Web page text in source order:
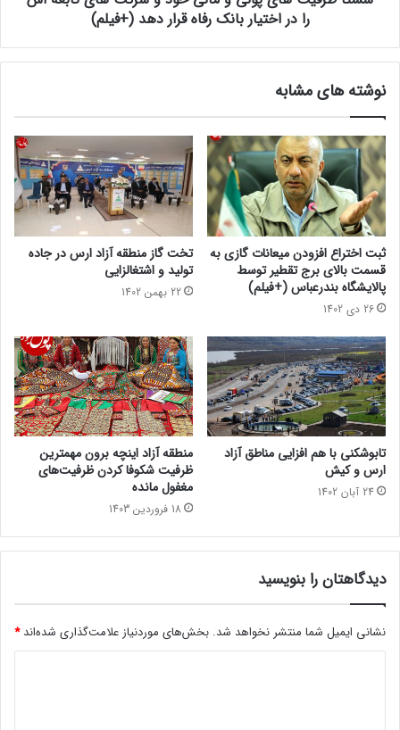
را در اختیار بانک رفاه قرار دهد (+فیلم)
نوشته های مشابه
ثبت اختراع افزودن میعانات گازی به
قسمت بالای برج تقطیر توسط
پالایشگاه بندرعباس (+فیلم)
26 دی 1402
تخت گاز منطقه آزاد ارس در جاده
تولید و اشتغالزایی
22 بهمن 1402
تابوشکنی با هم افزایی مناطق آزاد
ارس و کیش
24 آبان 1402
منطقه آزاد اینچه برون مهمترین
ظرفیت شکوفا کردن ظرفیت‌های
مغفول مانده
18 فروردین 1403
دیدگاهتان را بنویسید
نشانی ایمیل شما منتشر نخواهد شد. بخش‌های موردنیاز علامت‌گذاری شده‌اند*